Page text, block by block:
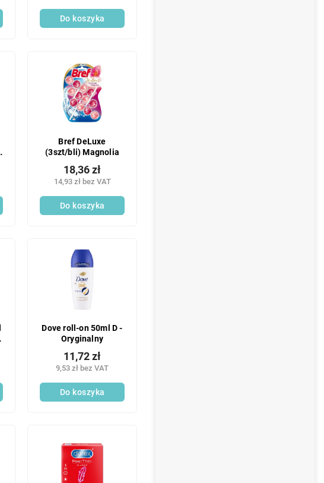
Do koszyka
Bref DeLuxe
(3szt/bli) Magnolia
14,93 zł bez VAT
18,36 zł
Do koszyka
Dove roll-on 50ml D -
Oryginalny
9,53 zł bez VAT
11,72 zł
Do koszyka